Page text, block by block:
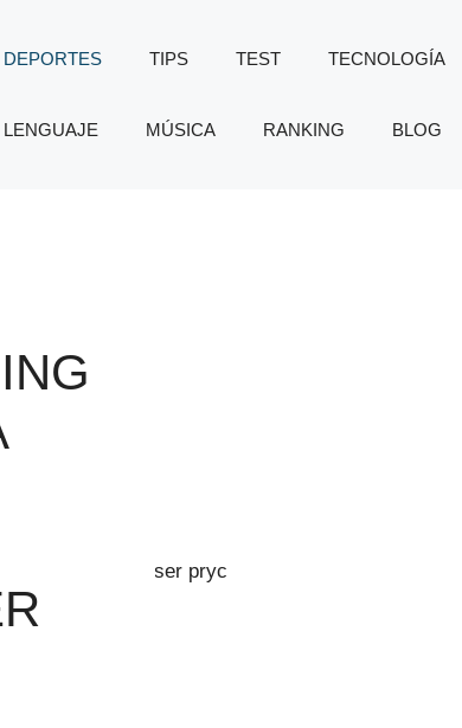
DEPORTES TIPS TEST TECNOLOGÍA
LENGUAJE MÚSICA RANKING BLOG